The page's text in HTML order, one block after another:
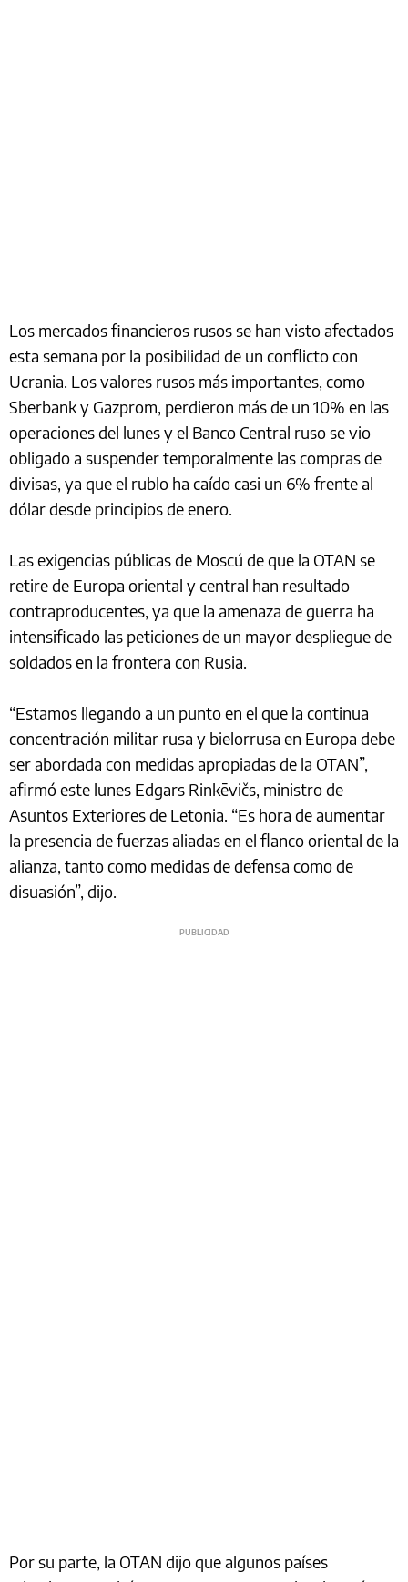
Los mercados financieros rusos se han visto afectados
esta semana por la posibilidad de un conflicto con
Ucrania. Los valores rusos más importantes, como
Sberbank y Gazprom, perdieron más de un 10% en las
operaciones del lunes y el Banco Central ruso se vio
obligado a suspender temporalmente las compras de
divisas, ya que el rublo ha caído casi un 6% frente al
dólar desde principios de enero.
Las exigencias públicas de Moscú de que la OTAN se
retire de Europa oriental y central han resultado
contraproducentes, ya que la amenaza de guerra ha
intensificado las peticiones de un mayor despliegue de
soldados en la frontera con Rusia.
“Estamos llegando a un punto en el que la continua
concentración militar rusa y bielorrusa en Europa debe
ser abordada con medidas apropiadas de la OTAN”,
afirmó este lunes Edgars Rinkēvičs, ministro de
Asuntos Exteriores de Letonia. “Es hora de aumentar
la presencia de fuerzas aliadas en el flanco oriental de la
alianza, tanto como medidas de defensa como de
disuasión”, dijo.
Por su parte, la OTAN dijo que algunos países